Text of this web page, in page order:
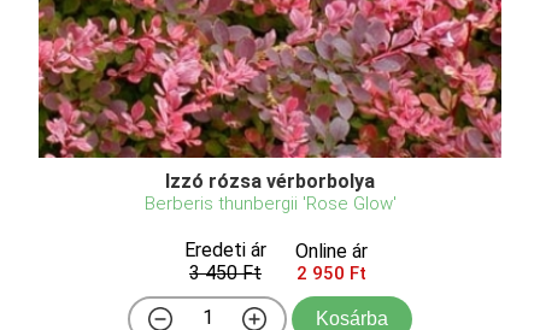
Izzó rózsa vérborbolya
Berberis thunbergii 'Rose Glow'
Eredeti ár
3 450 Ft
Online ár
2 950 Ft
Kosárba